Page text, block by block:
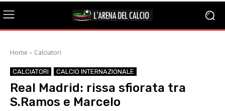
Home Calciatori
CALCIATORI CALCIO INTERNAZIONALE
Real Madrid: rissa sfiorata tra
S.Ramos e Marcelo